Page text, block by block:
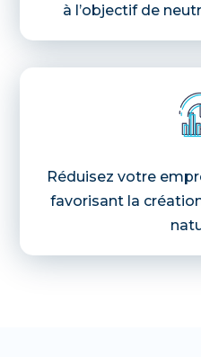
à l’objectif de
Réduisez votre
favorisant la